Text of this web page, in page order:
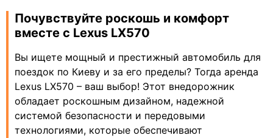
Почувствуйте роскошь и комфорт
вместе с Lexus LX570
Вы ищете мощный и престижный автомобиль для
поездок по Киеву и за его пределы? Тогда аренда
Lexus LX570 – ваш выбор! Этот внедорожник
обладает роскошным дизайном, надежной
системой безопасности и передовыми
технологиями, которые обеспечивают